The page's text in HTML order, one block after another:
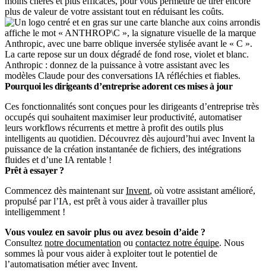
plus de valeur de votre assistant tout en réduisant les coûts.
Anthropic : donnez de la puissance à votre assistant avec les
modèles Claude pour des conversations IA réfléchies et fiables.
Pourquoi les dirigeants d’entreprise adorent ces mises à jour
Ces fonctionnalités sont conçues pour les dirigeants d’entreprise très
occupés qui souhaitent maximiser leur productivité, automatiser
leurs workflows récurrents et mettre à profit des outils plus
intelligents au quotidien. Découvrez dès aujourd’hui avec Invent la
puissance de la création instantanée de fichiers, des intégrations
fluides et d’une IA rentable !
Prêt à essayer ?
Commencez dès maintenant surInvent, où votre assistant amélioré,
propulsé par l’IA, est prêt à vous aider à travailler plus
intelligemment !
Vous voulez en savoir plus ou avez besoin d’aide ?
Consultez notre documentation ou contactez notre équipe. Nous
sommes là pour vous aider à exploiter tout le potentiel de
l’automatisation métier avec Invent.